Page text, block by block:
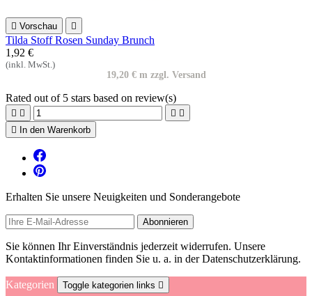
 Vorschau 
Tilda Stoff Rosen Sunday Brunch
1,92 €
(inkl. MwSt.)
19,20 € m zzgl. Versand
Rated out of 5 stars based on review(s)
   

In den Warenkorb
Erhalten Sie unsere Neuigkeiten und Sonderangebote
Sie können Ihr Einverständnis jederzeit widerrufen. Unsere
Kontaktinformationen finden Sie u. a. in der Datenschutzerklärung.
Kategorien Toggle kategorien links 